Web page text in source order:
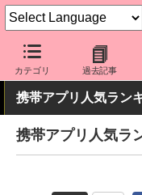
カテゴリ 過去記事
ケータイ Watch 業界動向
携帯アプリ人気ラン
携帯アプリ人気ラ